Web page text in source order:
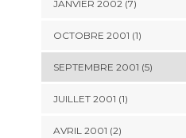
JANVIER 2002 (7)
OCTOBRE 2001 (1)
SEPTEMBRE 2001 (5)
JUILLET 2001 (1)
AVRIL 2001 (2)